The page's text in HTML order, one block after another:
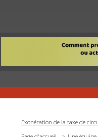
Exonération de la taxe de